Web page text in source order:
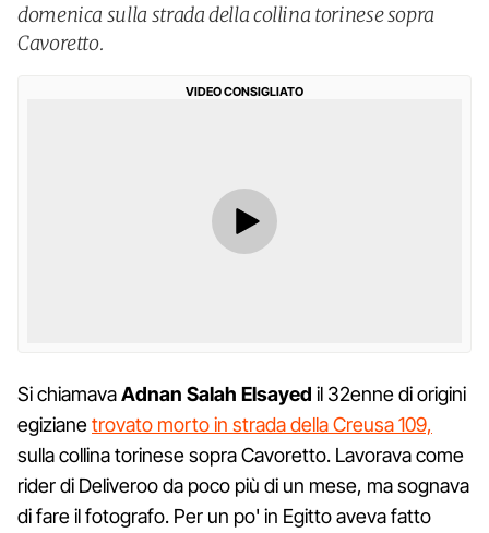
domenica sulla strada della collina torinese sopra
Cavoretto.
VIDEO CONSIGLIATO
Si chiamavaAdnan Salah Elsayed il 32enne di origini
egizianetrovato morto in strada della Creusa 109,
sulla collina torinese sopra Cavoretto. Lavorava come
rider di Deliveroo da poco più di un mese, ma sognava
di fare il fotografo. Per un po' in Egitto aveva fatto